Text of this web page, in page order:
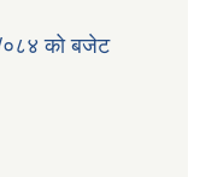
०८४ को बजेट